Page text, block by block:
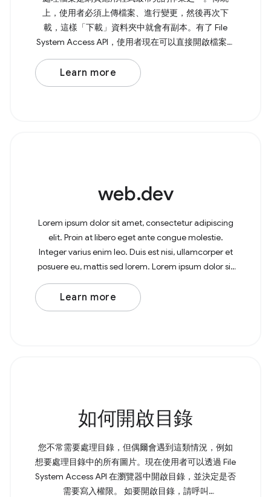
上，使用者必須上傳檔案、進行變更，然後再次下
載，這樣「下載」資料夾中就會有副本。有了 File
System Access API，使用者現在可以直接開啟檔案、
進行修改，然後將變更儲存回原始檔案。 如要開啟檔
案，請呼叫 showOpenFilePicker() ，這會傳回包含所
選檔案陣列的 Promise。如需多個檔案，您可以將 {
Learn more
web.dev
Lorem ipsum dolor sit amet, consectetur adipiscing
elit. Proin at libero eget ante congue molestie.
Integer varius enim leo. Duis est nisi, ullamcorper et
posuere eu, mattis sed lorem. Lorem ipsum dolor sit
amet, consectetur adipiscing elit. In at
Learn more
如何開啟目錄
您不常需要處理目錄，但偶爾會遇到這類情況，例如
想要處理目錄中的所有圖片。現在使用者可以透過 File
System Access API 在瀏覽器中開啟目錄，並決定是否
需要寫入權限。 如要開啟目錄，請呼叫